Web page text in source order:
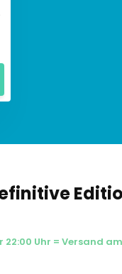
Uhr = Versand